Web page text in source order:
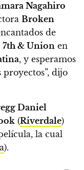
Nagahiro
Broken
de
7th & Union en
, y esperamos
dijo
Daniel
(Riverdale)
la cual
).